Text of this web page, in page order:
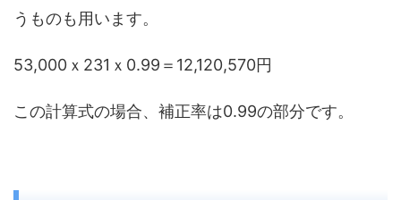
うものも用います。
53,000ｘ231ｘ0.99＝12,120,570円
この計算式の場合、補正率は0.99の部分です。